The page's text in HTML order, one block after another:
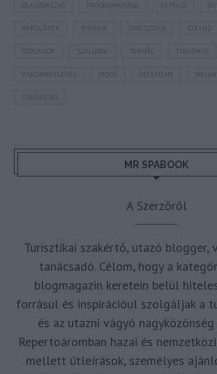
OLASZORSZÁG
REPÜLŐTÉR STATISZTIKA STRAND
SZPONZOR SZÁLLODA TERMÁL TURIZMUS
VAKCINAÚTLEVÉL
ÚJRANYITÁS
MR SPABOOK
A Szerzőről
Turisztikai szakértő, utazó blogger,
tanácsadó. Célom, hogy a
blogmagazin keretein belül
forrásul és inspirációul szolgáljak a
és az utazni vágyó nagyközönség
Repertoáromban hazai és
mellett útleírások, személyes